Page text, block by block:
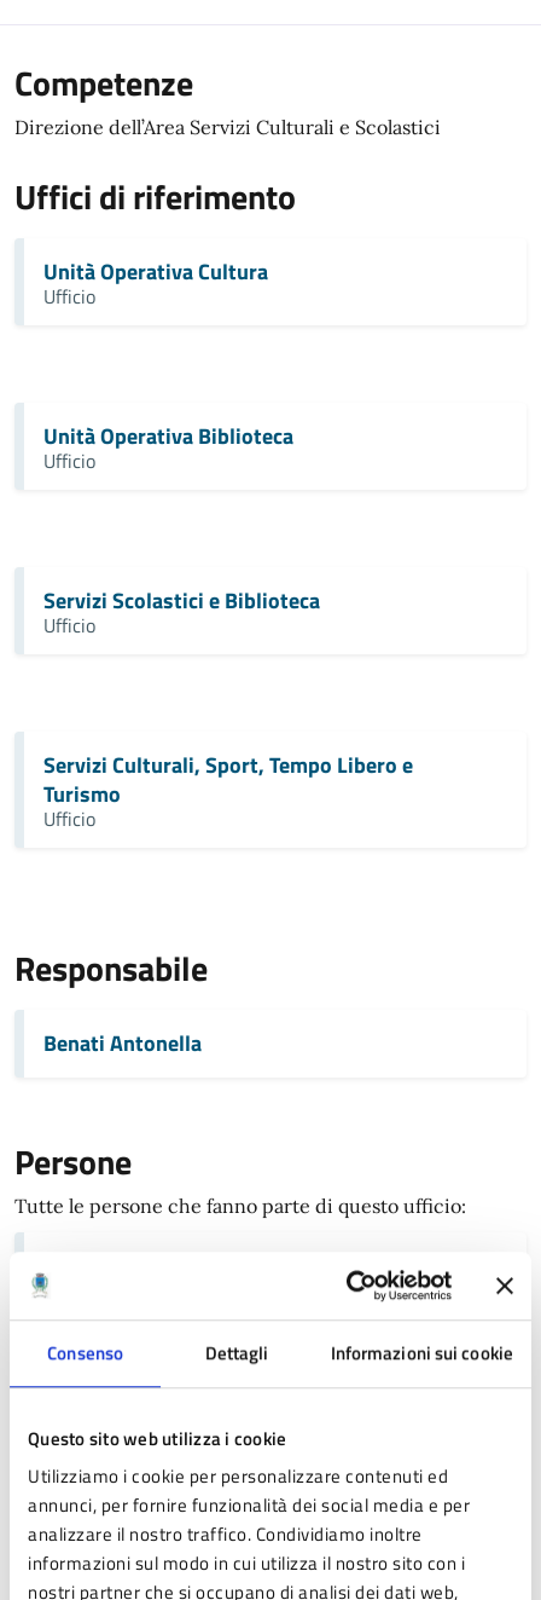
Consenso Dettagli Informazioni sui cookie
Questo sito web utilizza i cookie
Utilizziamo i cookie per personalizzare contenuti ed
annunci, per fornire funzionalità dei social media e per
analizzare il nostro traffico. Condividiamo inoltre
informazioni sul modo in cui utilizza il nostro sito con i
nostri partner che si occupano di analisi dei dati web,
Competenze
Direzione dell’Area Servizi Culturali e Scolastici
Uffici di riferimento
Unità Operativa Cultura
Ufficio
Unità Operativa Biblioteca
Ufficio
Servizi Scolastici e Biblioteca
Ufficio
Servizi Culturali, Sport, Tempo Libero e
Turismo
Ufficio
Responsabile
Benati Antonella
Persone
Tutte le persone che fanno parte di questo ufficio:
Benati Antonella
Sede principale
Pagina aggiornata il 27/01/2025